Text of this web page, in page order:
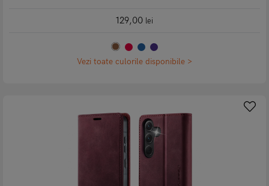
129,00 lei
Vezi toate culorile disponibile >